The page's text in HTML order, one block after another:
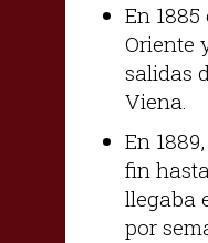
En 1885
Oriente
salidas
Viena.
En
fin
llegaba
por